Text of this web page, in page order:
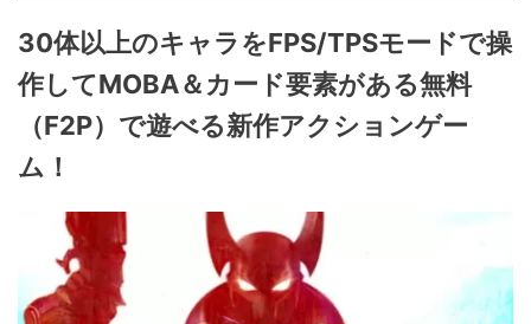
30体以上のキャラをFPS/TPSモードで操
作してMOBA＆カード要素がある無料
（F2P）で遊べる新作アクションゲー
ム！